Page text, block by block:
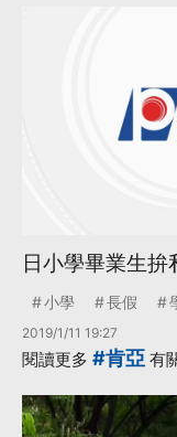
日小學畢業生拚
小學 長假
2019/1/11 19:27
閱讀更多 #肯亞 有